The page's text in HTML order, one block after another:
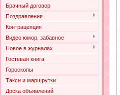
Брачный договор
Поздравления
Контрацепция
Видео юмор, забавное
Новое в журналах
Гостевая книга
Гороскопы
Такси и маршрутки
Доска объявлений